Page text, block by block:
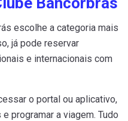
escolhe a categoria mais
já pode reservar
e internacionais com
o portal ou aplicativo,
programar a viagem. Tudo